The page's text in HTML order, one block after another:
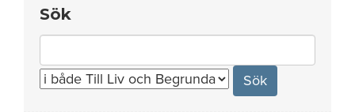
Sök
for: